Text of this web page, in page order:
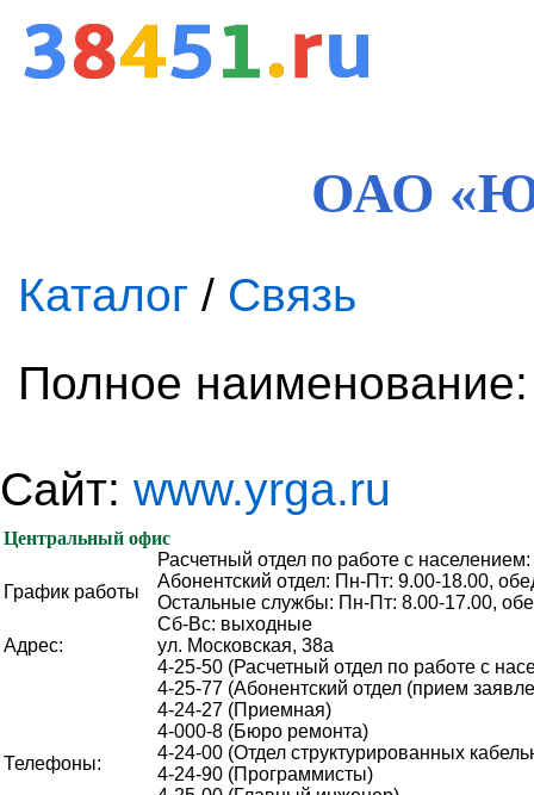
ОАО
Каталог / Связь
Полное
Сайт: www.yrga.ru
Центральный офис
График работы
Расчетный отдел по работе с
Абонентский отдел: Пн-Пт: 9.00-18.00,
Остальные службы: Пн-Пт: 8.00-17.00,
Сб-Вс: выходные
Адрес:
ул. Московская, 38а
Телефоны:
4-25-50 (Расчетный отдел по работе с
4-25-77 (Абонентский отдел (прием
4-24-27 (Приемная)
4-000-8 (Бюро ремонта)
4-24-00 (Отдел структурированных
4-24-90 (Программисты)